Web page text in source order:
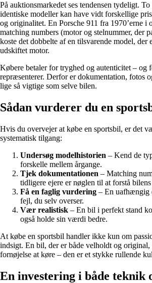
På auktionsmarkedet ses tendensen tydeligt.
identiske modeller kan have vidt forskellige
og originalitet. En Porsche 911 fra 1970’erne i
matching numbers (motor og stelnummer, der
koste det dobbelte af en tilsvarende model, der
udskiftet motor.
Købere betaler for tryghed og autenticitet – og
repræsenterer. Derfor er dokumentation, fotos
lige så vigtige som selve bilen.
Sådan vurderer du en
Hvis du overvejer at købe en sportsbil, er det
systematisk tilgang:
Undersøg modelhistorien – Kend de
forskelle mellem årgange.
Tjek dokumentationen – Matching
tidligere ejere er nøglen til at forstå
Få en faglig vurdering – En uafhængig
fejl, du selv overser.
Vær realistisk – En bil i perfekt stand
også holde sin værdi bedre.
At købe en sportsbil handler ikke kun om
indsigt. En bil, der er både velholdt og original,
fornøjelse at køre – den er et stykke rullende
En investering i både teknik